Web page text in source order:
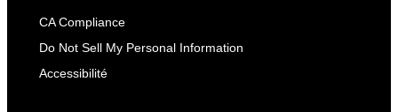
CA Compliance
Do Not Sell My Personal Information
Accessibilité